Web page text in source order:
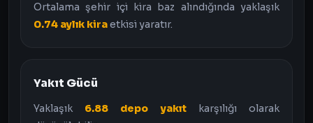
Ortalama şehir içi kira baz alındığında yaklaşık
0.74 aylık kiraetkisi yaratır.
Yakıt Gücü
Yaklaşık 6.88 depo yakıtkarşılığı olarak